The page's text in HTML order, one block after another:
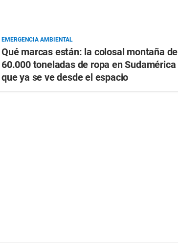
EMERGENCIA AMBIENTAL
Qué marcas están: la colosal montaña de
60.000 toneladas de ropa en Sudamérica
que ya se ve desde el espacio